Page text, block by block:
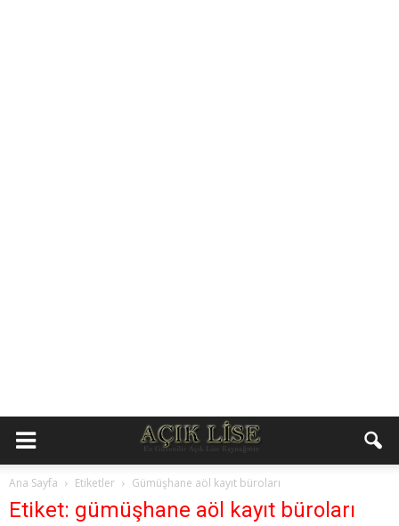
Ana Sayfa Etiketler Gümüşhane aöl kayıt büroları
Etiket: gümüşhane aöl kayıt büroları